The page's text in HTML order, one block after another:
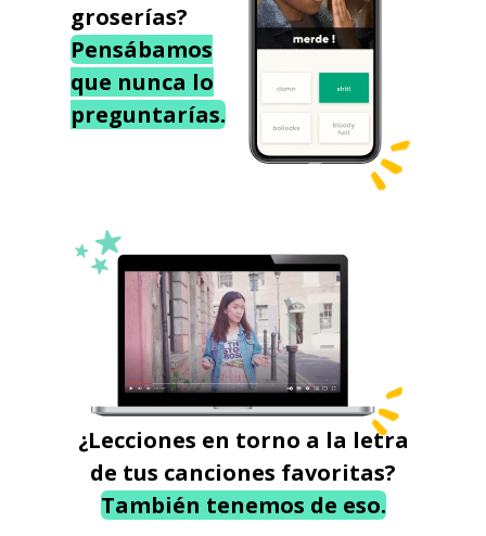
groserías?
Pensábamos
que nunca lo
preguntarías.
¿Lecciones en torno a la letra
de tus canciones favoritas?
También tenemos de eso.